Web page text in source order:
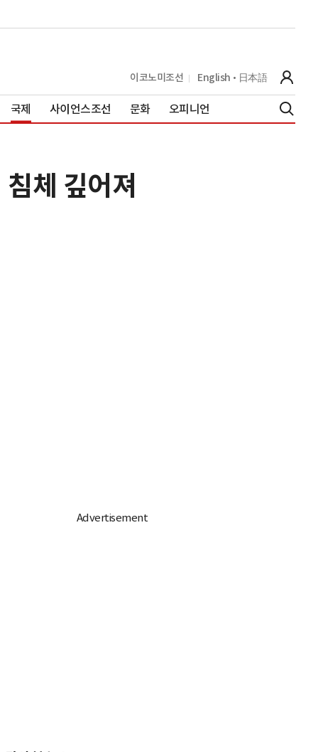
이코노미조선 English 日本語
국제 사이언스조선 문화 오피니언
체 깊어져